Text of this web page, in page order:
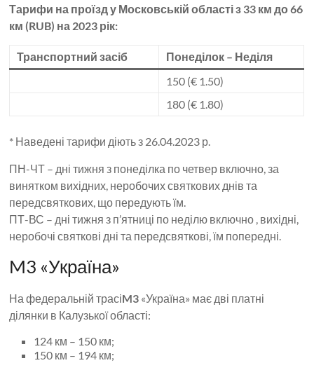
Тарифи на проїзд у Московській області з 33 км до 66
км (RUB) на 2023 рік:
Транспортний засіб
Понеділок – Неділя
150 (€ 1.50)
180 (€ 1.80)
* Наведені тарифи діють з 26.04.2023 р.
ПН-ЧТ – дні тижня з понеділка по четвер включно, за
винятком вихідних, неробочих святкових днів та
передсвяткових, що передують їм.
ПТ-ВС – дні тижня з п’ятниці по неділю включно , вихідні,
неробочі святкові дні та передсвяткові, їм попередні.
M3 «Україна»
На федеральній трасіM3 «Україна» має дві платні
ділянки в Калузької області:
124 км – 150 км;
150 км – 194 км;